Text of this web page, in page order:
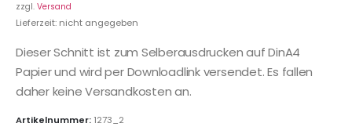
zzgl. Versand
Lieferzeit: nicht angegeben
Dieser Schnitt ist zum Selberausdrucken auf DinA4
Papier und wird per Downloadlink versendet. Es fallen
daher keine Versandkosten an.
Artikelnummer: 1273_2